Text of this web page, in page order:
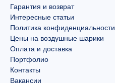
Гарантия и возврат
Интересные статьи
Политика конфиденциальности
Цены на воздушные шарики
Оплата и доставка
Портфолио
Контакты
Вакансии